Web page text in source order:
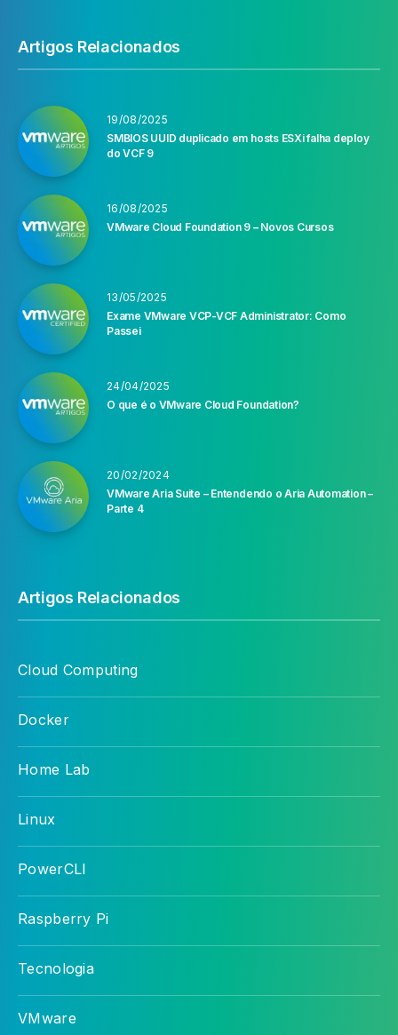
Artigos Relacionados
19/08/2025
SMBIOS UUID duplicado em hosts ESXi falha deploy
do VCF 9
16/08/2025
VMware Cloud Foundation 9 – Novos Cursos
13/05/2025
Exame VMware VCP-VCF Administrator: Como
Passei
24/04/2025
O que é o VMware Cloud Foundation?
20/02/2024
VMware Aria Suite – Entendendo o Aria Automation –
Parte 4
Artigos Relacionados
Cloud Computing
Docker
Home Lab
Linux
PowerCLI
Raspberry Pi
Tecnologia
VMware